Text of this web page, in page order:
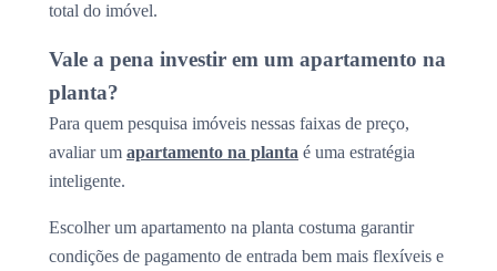
total do imóvel.
Vale a pena investir em um apartamento na
planta?
Para quem pesquisa imóveis nessas faixas de preço,
avaliar um apartamento na planta é uma estratégia
inteligente.
Escolher um apartamento na planta costuma garantir
condições de pagamento de entrada bem mais flexíveis e